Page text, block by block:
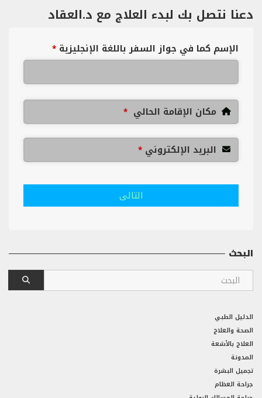
دعنا نتصل بك لبدء العلاج مع د.العقاد
الإسم كما في جواز السفر باللغة الإنجليزية *
مكان الإقامة الحالي *
البريد الإلكتروني *
التالى
البحث
الدليل الطبي
الصحة والعلاج
العلاج بالأشعة
المدونة
تجميل البشرة
جراحة العظام